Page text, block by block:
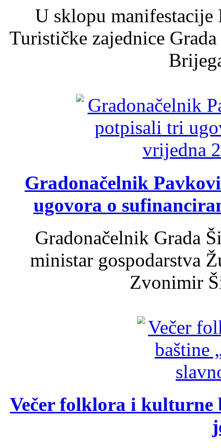
U sklopu
Turističke zajednice
Gradonačelnik
ugovora o
Gradonačelnik Grada
ministar gospodarstva
Zvonimir
Večer folklora i kulturne